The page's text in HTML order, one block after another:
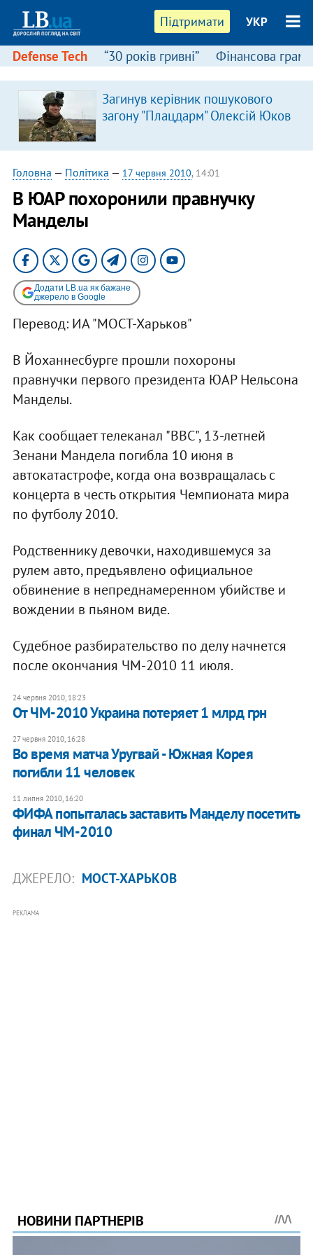
Підтримати УКР
Defense Tech “30 років гривні” Фінансова
Загинув керівник пошукового
загону "Плацдарм" Олексій Юков
Головна — Політика — 17 червня 2010, 14:01
В ЮАР похоронили правнучку
Манделы
Додати LB.ua як бажане
джерело в Google
Перевод: ИА "МОСТ-Харьков"
В Йоханнесбурге прошли похороны
правнучки первого президента ЮАР Нельсона
Манделы.
Как сообщает телеканал "ВВС", 13-летней
Зенани Мандела погибла 10 июня в
автокатастрофе, когда она возвращалась с
концерта в честь открытия Чемпионата мира
по футболу 2010.
Родственнику девочки, находившемуся за
рулем авто, предъявлено официальное
обвинение в непреднамеренном убийстве и
вождении в пьяном виде.
Судебное разбирательство по делу начнется
после окончания ЧМ-2010 11 июля.
24 червня 2010, 18:23
От ЧМ-2010 Украина потеряет 1 млрд грн
27 червня 2010, 16:28
Во время матча Уругвай - Южная Корея
погибли 11 человек
11 липня 2010, 16:20
ФИФА попыталась заставить Манделу посетить
финал ЧМ-2010
ДЖЕРЕЛО: МОСТ-ХАРЬКОВ
РЕКЛАМА